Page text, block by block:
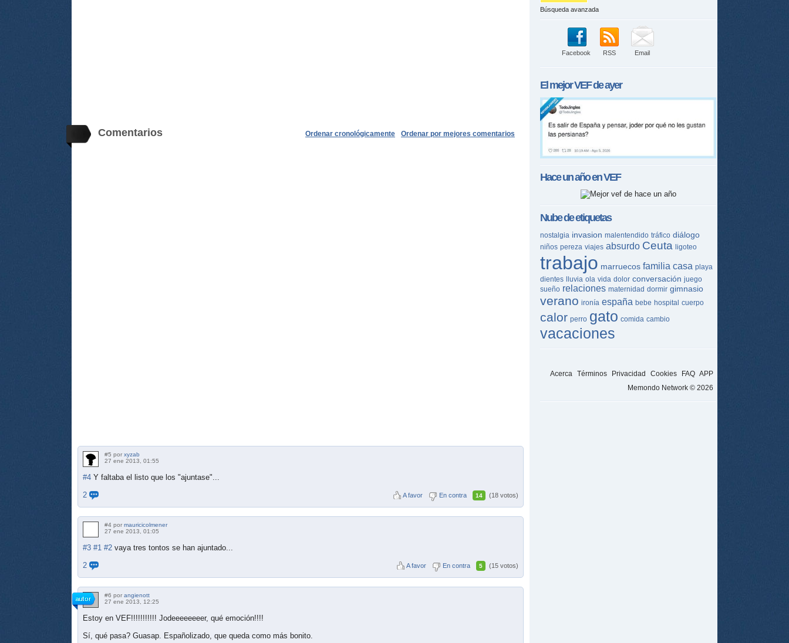
Comentarios Ordenar por mejores comentarios
Ordenar cronológicamente
#5 por xyzab
27 ene 2013, 01:55
#4 Y faltaba el listo que los "ajuntase"...
2
A favor En contra 14 (18 votos)
#4 por mauricicolmener
27 ene 2013, 01:05
#3 #1 #2 vaya tres tontos se han ajuntado...
2
A favor En contra 5 (15 votos)
#6 por angienott
27 ene 2013, 12:25
Estoy en VEF!!!!!!!!!!! Jodeeeeeeeer, qué emoción!!!!
Sí, qué pasa? Guasap. Españolizado, que queda como más bonito.
Búsqueda avanzada
Facebook RSS Email
El mejorVEFde ayer
Hace un año enVEF
Nube de etiquetas
nostalgia invasion malentendido tráfico diálogo
niños pereza viajes absurdo Ceuta ligoteo
trabajo marruecos familia casa playa
dientes lluvia ola vida dolor conversación juego
sueño relaciones maternidad dormir gimnasio
verano ironía españa bebe hospital cuerpo
calor perro gato comida cambio
vacaciones
Acerca Términos Privacidad Cookies FAQ APP
Memondo Network © 2026